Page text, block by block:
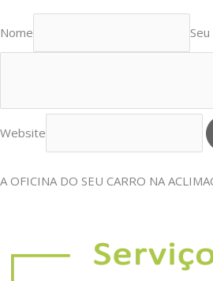
Nome
Website
A OFICINA DO SEU CARRO NA